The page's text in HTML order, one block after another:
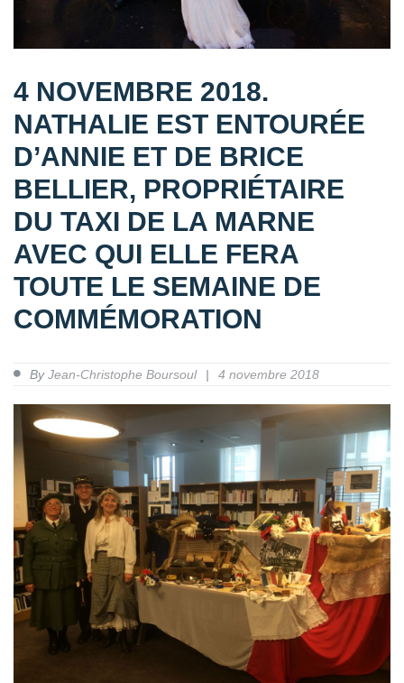
4 NOVEMBRE 2018.
NATHALIE EST ENTOURÉE
D’ANNIE ET DE BRICE
BELLIER, PROPRIÉTAIRE
DU TAXI DE LA MARNE
AVEC QUI ELLE FERA
TOUTE LE SEMAINE DE
COMMÉMORATION
ByJean-Christophe Boursoul 4 novembre 2018